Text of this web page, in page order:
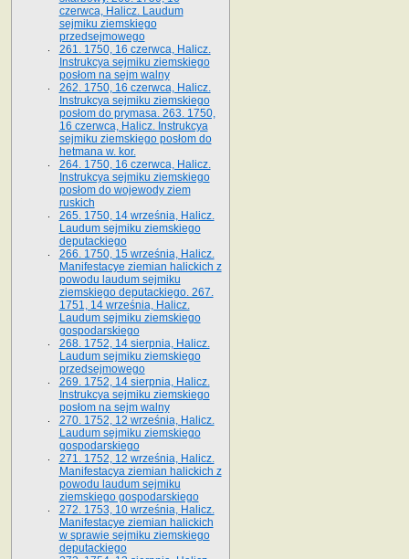
czerwca, Halicz. Laudum
sejmiku ziemskiego
przedsejmowego
261. 1750, 16 czerwca, Halicz.
Instrukcya sejmiku ziemskiego
posłom na sejm walny
262. 1750, 16 czerwca, Halicz.
Instrukcya sejmiku ziemskiego
posłom do prymasa. 263. 1750,
16 czerwca, Halicz. Instrukcya
sejmiku ziemskiego posłom do
hetmana w. kor.
264. 1750, 16 czerwca, Halicz.
Instrukcya sejmiku ziemskiego
posłom do wojewody ziem
ruskich
265. 1750, 14 września, Halicz.
Laudum sejmiku ziemskiego
deputackiego
266. 1750, 15 września, Halicz.
Manifestacye ziemian halickich z
powodu laudum sejmiku
ziemskiego deputackiego. 267.
1751, 14 września, Halicz.
Laudum sejmiku ziemskiego
gospodarskiego
268. 1752, 14 sierpnia, Halicz.
Laudum sejmiku ziemskiego
przedsejmowego
269. 1752, 14 sierpnia, Halicz.
Instrukcya sejmiku ziemskiego
posłom na sejm walny
270. 1752, 12 września, Halicz.
Laudum sejmiku ziemskiego
gospodarskiego
271. 1752, 12 września, Halicz.
Manifestacya ziemian halickich z
powodu laudum sejmiku
ziemskiego gospodarskiego
272. 1753, 10 września, Halicz.
Manifestacye ziemian halickich
w sprawie sejmiku ziemskiego
deputackiego